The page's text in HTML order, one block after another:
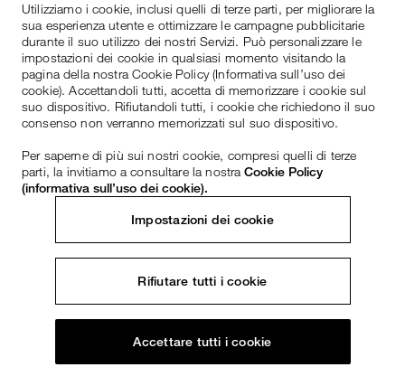
Utilizziamo i cookie, inclusi quelli di terze parti, per migliorare la
sua esperienza utente e ottimizzare le campagne pubblicitarie
durante il suo utilizzo dei nostri Servizi. Può personalizzare le
impostazioni dei cookie in qualsiasi momento visitando la
pagina della nostra Cookie Policy (Informativa sull’uso dei
cookie). Accettandoli tutti, accetta di memorizzare i cookie sul
suo dispositivo. Rifiutandoli tutti, i cookie che richiedono il suo
consenso non verranno memorizzati sul suo dispositivo.
Per saperne di più sui nostri cookie, compresi quelli di terze
parti, la invitiamo a consultare la nostraCookie Policy
(informativa sull’uso dei cookie).
Impostazioni dei cookie
Rifiutare tutti i cookie
Accettare tutti i cookie